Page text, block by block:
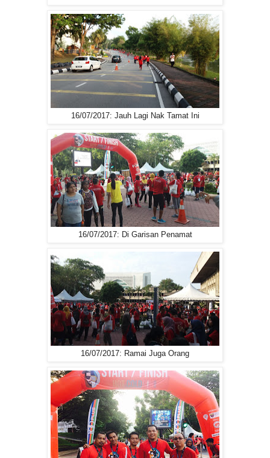
16/07/2017: Jauh Lagi Nak Tamat Ini
16/07/2017: Di Garisan Penamat
16/07/2017: Ramai Juga Orang